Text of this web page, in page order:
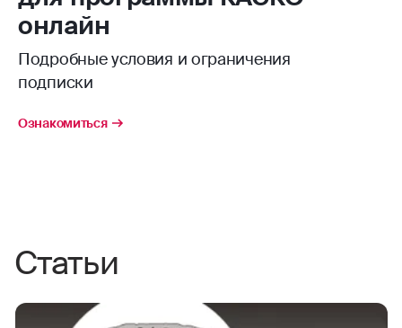
онлайн
Подробные условия и ограничения
подписки
Ознакомиться
Статьи